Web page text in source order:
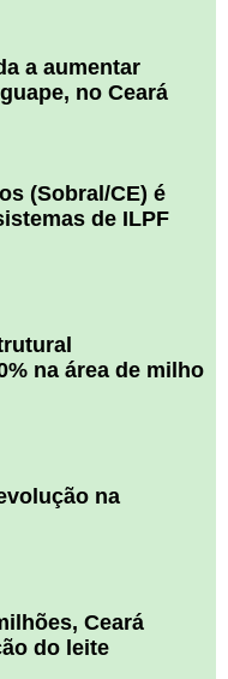
a aumentar
no Ceará
(Sobral/CE) é
de ILPF
na área de milho
na
Ceará
do leite